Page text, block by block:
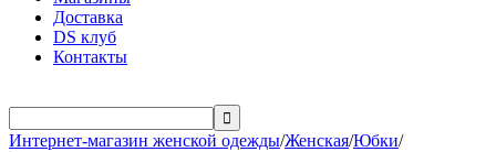
Доставка
DS клуб
Контакты

Интернет-магазин женской одежды/Женская/Юбки/